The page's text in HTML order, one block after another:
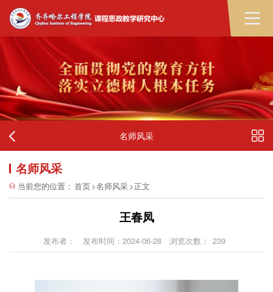
名师风采
名师风采
当前您的位置： 首页>名师风采>正文
王春凤
发布者： 发布时间：2024-06-28 浏览次数： 239